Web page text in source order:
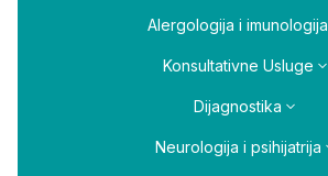
Alergologija i imunologija
Konsultativne Usluge
Dijagnostika
Neurologija i psihijatrija